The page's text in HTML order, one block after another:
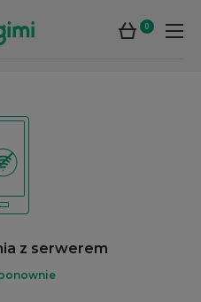
0
z serwerem